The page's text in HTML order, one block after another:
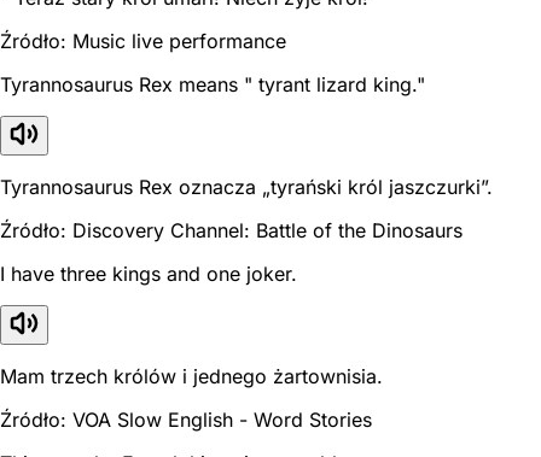
Źródło: Music live performance
Tyrannosaurus Rex means " tyrant lizard king."
Tyrannosaurus Rex oznacza „tyrański król jaszczurki”.
Źródło: Discovery Channel: Battle of the Dinosaurs
I have three kings and one joker.
Mam trzech królów i jednego żartownisia.
Źródło: VOA Slow English - Word Stories